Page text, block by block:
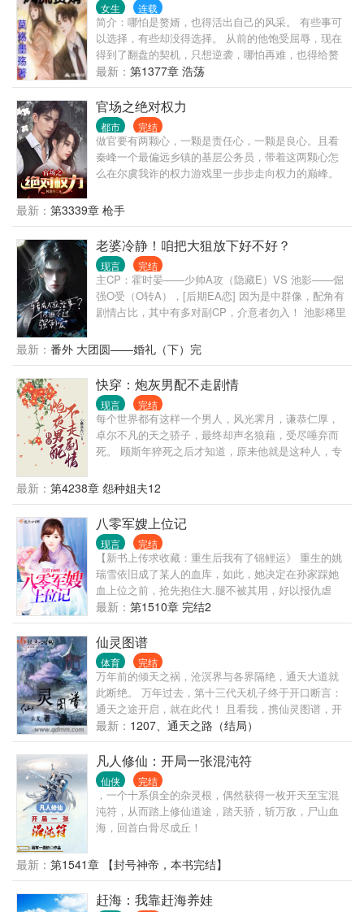
女生 连载
简介：哪怕是赘婿，也得活出自己的风采。 有些事可
以选择，有些却没得选择。 从前的他饱受屈辱，现在
得到了翻盘的契机，只想逆袭，哪怕再难，也得给赘
婿正名，来人间一趟，不能留有遗憾。 美人，江山，
我都要。
最新： 第1377章 浩荡
官场之绝对权力
都市 完结
做官要有两颗心，一颗是责任心，一颗是良心。且看
秦峰一个最偏远乡镇的基层公务员，带着这两颗心怎
么在尔虞我诈的权力游戏里一步步走向权力的巅峰。
最新： 第3339章 枪手
老婆冷静！咱把大狙放下好不好？
现言 完结
主CP：霍时晏——少帅A攻（隐藏E）VS 池影——倔
强O受（O转A），[后期EA恋] 因为是中群像，配角有
剧情占比，其中有多对副CP，介意者勿入！ 池影稀里
后，发现这个不友好的鬼世界，好像只针对他。 跟他
一起穿越的室友，不是alpha就是beta，凭什么他一个
大直男却是omega，他真的承受不来啊！ 不过好在，
迟来的金手指也是手指，他来个逆天改命，变成alpha
总行了吧！ 只是他没想到，这依然逃脱不了那个混蛋
的魔爪。 某腹黑的军团少帅，勾唇无情嘲笑：“宝贝，
有件事忘了告诉你，我是Enigma，你现在可是我的专
属omega了，我说过你逃不掉的！” “是吗？”池影拿大
霍少帅：“夫人冷静点，我要是死了，你可成鳏夫了！”
池影：“无所谓，再找一个。” ”霍少帅：“你敢！” 但是
事实证明，霍少帅的确拿他没办法，只能将他宠到骨
子里，他在想这样的话，这家伙就不会离开他了吧？
最新： 番外 大团圆——婚礼（下）完
快穿：炮灰男配不走剧情
现言 完结
每个世界都有这样一个男人，风光霁月，谦恭仁厚，
卓尔不凡的天之骄子，最终却声名狼藉，受尽唾弃而
死。 顾斯年猝死之后才知道，原来他就是这种人，专
的光鲜亮丽。 可是凭什么…… 于是顾斯年走上了反抗
之路，成为了男主的表哥，男主的师兄，男主的学
长… 炮灰走出剧本，活出自己的人生
最新： 第4238章 怨种姐夫12
八零军嫂上位记
现言 完结
【新书上传求收藏：重生后我有了锦鲤运》 重生的姚
瑞雪依旧成了某人的血库，如此，她决定在孙家踩她
血上位之前，抢先抱住大.腿不被其用，好以报仇虐
渣，却不想大.腿太粗，不如攻其心直上位。 某团长，
抱什么大腿，快到我怀里来！！！
最新： 第1510章 完结2
仙灵图谱
体育 完结
万年前的倾天之祸，沧溟界与各界隔绝，通天大道就
此断绝。 万年过去，第十三代天机子终于开口断言：
通天之途开启，就在此代！ 且看我，携仙灵图谱，开
通天之途。
最新： 1207、通天之路（结局）
凡人修仙：开局一张混沌符
仙侠 完结
，一个十系俱全的杂灵根，偶然获得一枚开天至宝混
沌符，从而踏上修仙道途，踏天骄，斩万敌，尸山血
海，回首白骨尽成丘！
最新： 第1541章 【封号神帝，本书完结】
赶海：我靠赶海养娃